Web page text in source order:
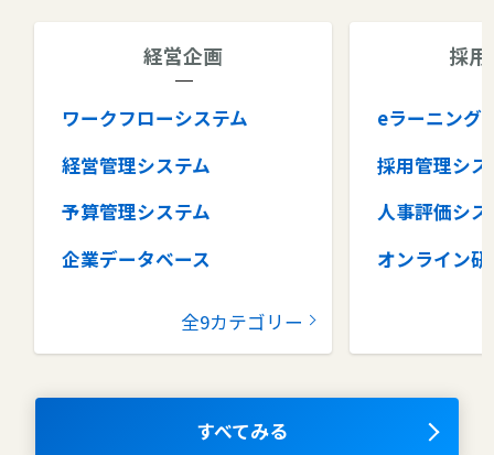
経営企画
ワークフローシステム
経営管理システム
予算管理システム
企業データベース
グループウェア
コラボレーションツール
ナレッジマネジメントツール
全9カテゴリー
採
eラーニング
採用管理シス
人事評価シス
オンライン研
タレントマ
OKRツール
すべてみる